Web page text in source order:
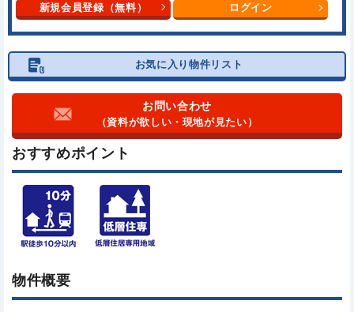
新規会員登録（無料） ログイン
お気に入り物件リスト
お問い合わせ
（資料が欲しい・現地が見たい）
おすすめポイント
物件概要